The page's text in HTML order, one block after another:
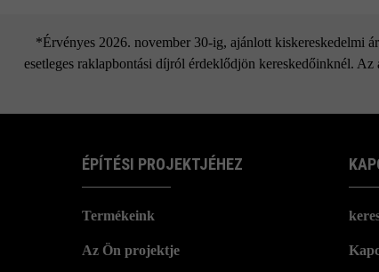
*Érvényes 2026. november 30-ig, ajánlott kiskereskedelmi
esetleges raklapbontási díjról érdeklődjön kereskedőinknél.
ÉPÍTÉSI PROJEKTJÉHEZ
Termékeink
Az Ön projektje